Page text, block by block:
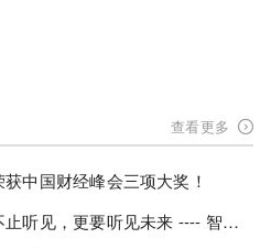
查看更多
中国财经峰会三项大奖！
【人工耳蜗技术解读】不止听见，更要听见未来 ---- 智能耳蜗，开启人工耳蜗技术新纪元！